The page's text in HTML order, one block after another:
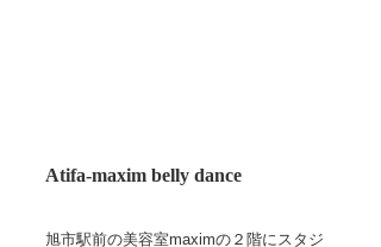
Atifa-maxim belly dance
旭市駅前の美容室maximの２階にスタジ